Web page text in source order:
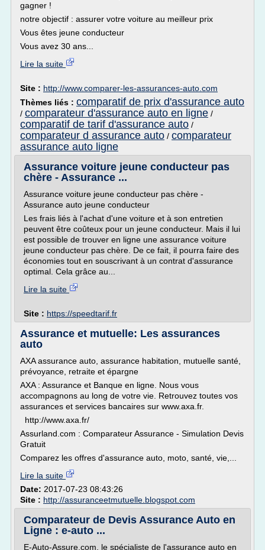
gagner !
notre objectif : assurer votre voiture au meilleur prix
Vous êtes jeune conducteur
Vous avez 30 ans...
Lire la suite
Site : http://www.comparer-les-assurances-auto.com
Thèmes liés : comparatif de prix d'assurance auto
/ comparateur d'assurance auto en ligne /
comparatif de tarif d'assurance auto /
comparateur d assurance auto / comparateur
assurance auto ligne
Assurance voiture jeune conducteur pas
chère - Assurance ...
Assurance voiture jeune conducteur pas chère -
Assurance auto jeune conducteur
Les frais liés à l'achat d'une voiture et à son entretien
peuvent être coûteux pour un jeune conducteur. Mais il lui
est possible de trouver en ligne une assurance voiture
jeune conducteur pas chère. De ce fait, il pourra faire des
économies tout en souscrivant à un contrat d'assurance
optimal. Cela grâce au...
Lire la suite
Site : https://speedtarif.fr
Assurance et mutuelle: Les assurances
auto
AXA assurance auto, assurance habitation, mutuelle santé,
prévoyance, retraite et épargne
AXA : Assurance et Banque en ligne. Nous vous
accompagnons au long de votre vie. Retrouvez toutes vos
assurances et services bancaires sur www.axa.fr.
http://www.axa.fr/
Assurland.com : Comparateur Assurance - Simulation Devis
Gratuit
Comparez les offres d'assurance auto, moto, santé, vie,...
Lire la suite
Date: 2017-07-23 08:43:26
Site : http://assuranceetmutuelle.blogspot.com
Comparateur de Devis Assurance Auto en
Ligne : e-auto ...
E-Auto-Assure.com, le spécialiste de l'assurance auto en